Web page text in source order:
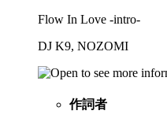
Flow In Love -intro-
DJ K9, NOZOMI
作詞者